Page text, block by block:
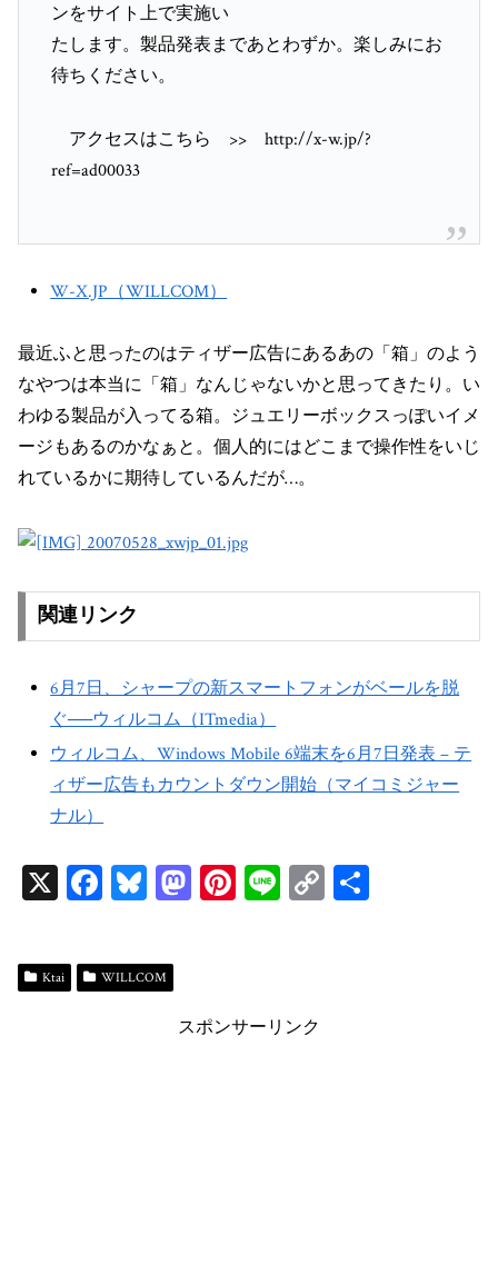
ンをサイト上で実施い
たします。製品発表まであとわずか。楽しみにお
待ちください。
アクセスはこちら >> http://x-w.jp/?
ref=ad00033
W-X.JP（WILLCOM）
最近ふと思ったのはティザー広告にあるあの「箱」のよう
なやつは本当に「箱」なんじゃないかと思ってきたり。い
わゆる製品が入ってる箱。ジュエリーボックスっぽいイメ
ージもあるのかなぁと。個人的にはどこまで操作性をいじ
れているかに期待しているんだが…。
関連リンク
6月7日、シャープの新スマートフォンがベールを脱
ぐ──ウィルコム（ITmedia）
ウィルコム、Windows Mobile 6端末を6月7日発表 – テ
ィザー広告もカウントダウン開始（マイコミジャー
ナル）
X Fa
bo
ok
Bl
sk
y
M
n
Pi
t
Li C
Ktai WILLCOM
スポンサーリンク